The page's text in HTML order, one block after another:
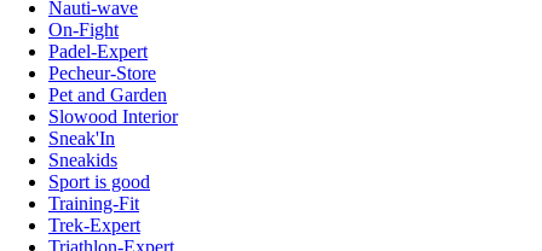
Nauti-wave
On-Fight
Padel-Expert
Pecheur-Store
Pet and Garden
Slowood Interior
Sneak'In
Sneakids
Sport is good
Training-Fit
Trek-Expert
Triathlon-Expert